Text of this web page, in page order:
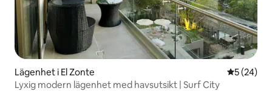
Lägenhet i El Zonte 5 av 5 i
5 (24)
Lyxig modern lägenhet med havsutsikt | Surf City